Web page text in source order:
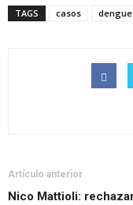
TAGS casos dengue
Artículo anterior
Nico Mattioli: